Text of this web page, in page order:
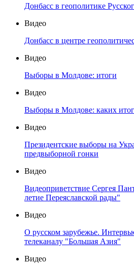
Донбасс в геополитике
Видео
Донбасс в центре
Видео
Выборы в Молдове: итоги
Видео
Выборы в Молдове: каких
Видео
Президентские выборы на
предвыборной гонки
Видео
Видеоприветствие Сергея
летие Переяславской рады"
Видео
О русском зарубежье.
телеканалу "Большая Азия"
Видео